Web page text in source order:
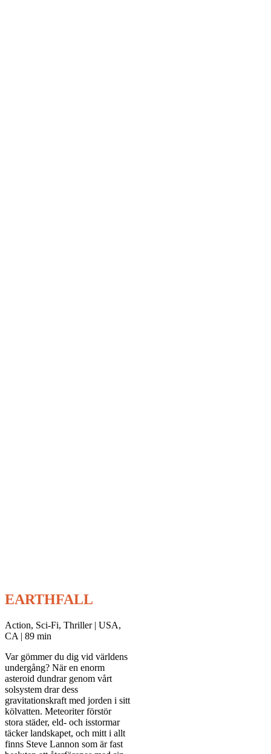
EARTHFALL
Action, Sci-Fi, Thriller | USA,
CA | 89 min
Var gömmer du dig vid världens
undergång? När en enorm
asteroid dundrar genom vårt
solsystem drar dess
gravitationskraft med jorden i sitt
kölvatten. Meteoriter förstör
stora städer, eld- och isstormar
täcker landskapet, och mitt i allt
finns Steve Lannon som är fast